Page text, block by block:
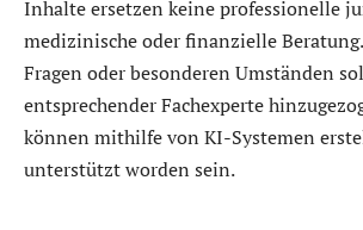
Inhalte ersetzen keine professionelle
medizinische oder finanzielle
Fragen oder besonderen Umständen
entsprechender Fachexperte
können mithilfe von KI-Systemen
unterstützt worden sein.